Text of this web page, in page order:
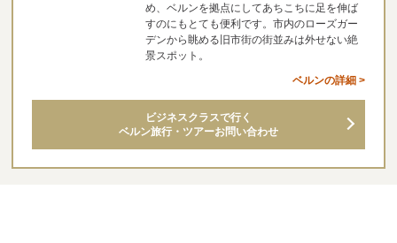
め、ベルンを拠点にしてあちこちに足を伸ば
すのにもとても便利です。市内のローズガー
デンから眺める旧市街の街並みは外せない絶
景スポット。
ベルンの詳細 >
ビジネスクラスで行く
ベルン旅行・ツアーお問い合わせ